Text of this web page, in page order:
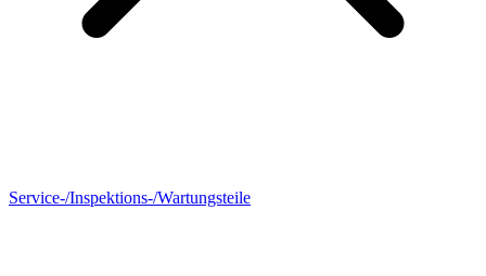
Service-/Inspektions-/Wartungsteile